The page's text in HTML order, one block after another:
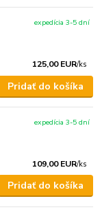
125,00 EUR/ks
expedícia 3-5 dní
Pridať do košíka
109,00 EUR/ks
expedícia 3-5 dní
Pridať do košíka